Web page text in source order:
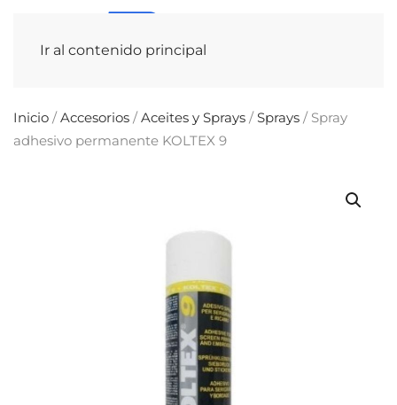
Ir al contenido principal
Inicio /Accesorios /Aceites y Sprays /Sprays / Spray
adhesivo permanente KOLTEX 9